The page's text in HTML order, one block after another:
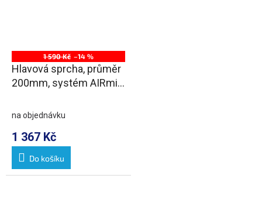
1 590 Kč –14 %
Hlavová sprcha, průměr
200mm, systém AIRmix,
na objednávku
1 367 Kč
Do košíku